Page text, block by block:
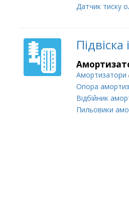
Датчик тиску
Амортизатори
Опора
Відбійник
Пильовики